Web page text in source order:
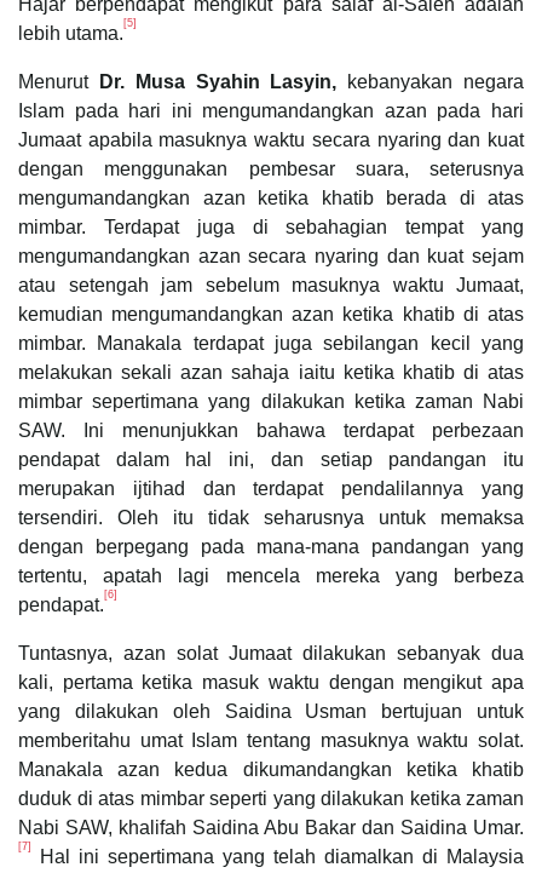
lebih utama. [5]
MenurutDr. Musa Syahin Lasyin, kebanyakan negara
Islam pada hari ini mengumandangkan azan pada hari
Jumaat apabila masuknya waktu secara nyaring dan kuat
dengan menggunakan pembesar suara, seterusnya
mengumandangkan azan ketika khatib berada di atas
mimbar. Terdapat juga di sebahagian tempat yang
mengumandangkan azan secara nyaring dan kuat sejam
atau setengah jam sebelum masuknya waktu Jumaat,
kemudian mengumandangkan azan ketika khatib di atas
mimbar. Manakala terdapat juga sebilangan kecil yang
melakukan sekali azan sahaja iaitu ketika khatib di atas
mimbar sepertimana yang dilakukan ketika zaman Nabi
SAW. Ini menunjukkan bahawa terdapat perbezaan
pendapat dalam hal ini, dan setiap pandangan itu
merupakan ijtihad dan terdapat pendalilannya yang
tersendiri. Oleh itu tidak seharusnya untuk memaksa
dengan berpegang pada mana-mana pandangan yang
tertentu, apatah lagi mencela mereka yang berbeza
pendapat. [6]
Tuntasnya, azan solat Jumaat dilakukan sebanyak dua
kali, pertama ketika masuk waktu dengan mengikut apa
yang dilakukan oleh Saidina Usman bertujuan untuk
memberitahu umat Islam tentang masuknya waktu solat.
Manakala azan kedua dikumandangkan ketika khatib
duduk di atas mimbar seperti yang dilakukan ketika zaman
Nabi SAW, khalifah Saidina Abu Bakar dan Saidina Umar.
[7]
Hal ini sepertimana yang telah diamalkan di Malaysia